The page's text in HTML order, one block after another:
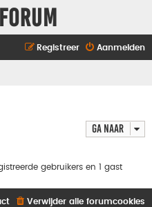
Aanmelden
Registreer
Ga naar
gebruikers en 1 gast
Verwijder alle forumcookies